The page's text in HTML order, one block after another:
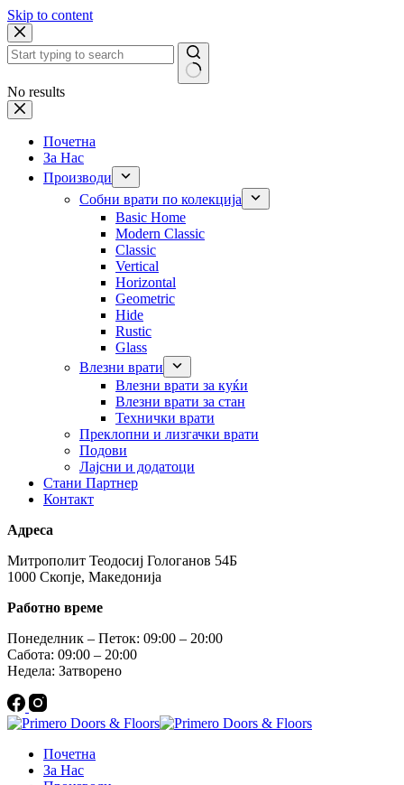
Skip to content
No results
Почетна
За Нас
Производи
Собни врати по колекција
Basic Home
Modern Classic
Classic
Vertical
Horizontal
Geometric
Hide
Rustic
Glass
Влезни врати
Влезни врати за куќи
Влезни врати за стан
Технички врати
Преклопни и лизгачки врати
Подови
Лајсни и додатоци
Стани Партнер
Контакт
Адреса
Митрополит Теодосиј Гологанов 54Б
1000 Скопје, Македонија
Работно време
Понеделник – Петок: 09:00 – 20:00
Сабота: 09:00 – 20:00
Недела: Затворено
Почетна
За Нас